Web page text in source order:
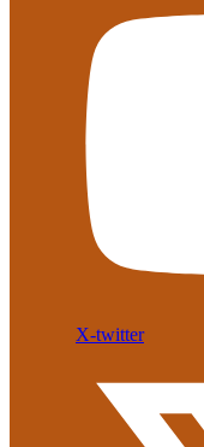
X-twitter